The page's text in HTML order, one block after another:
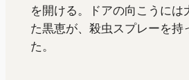
を開ける。ドアの向こうには
た黒恵が、殺虫スプレーを持
た。